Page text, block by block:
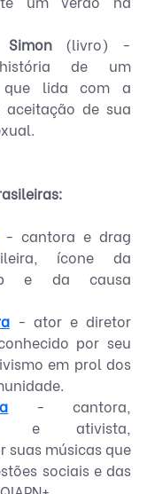
(livro) -
de um
que lida com a
aceitação de sua
cantora e drag
ícone da
e da causa
- ator e diretor
por seu
em prol dos
- cantora,
e ativista,
suas músicas que
sociais e das